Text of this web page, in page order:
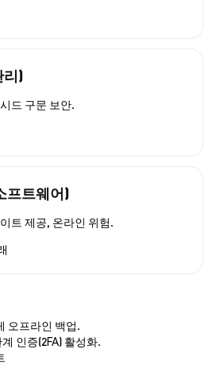
리)
드 구문 보안.
프트웨어)
트 제공, 온라인 위험.
오프라인 백업.
인증(2FA) 활성화.